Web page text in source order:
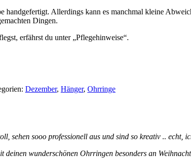
Allerdings kann es manchmal kleine
Dingen.
erfährst du unter „Pflegehinweise“.
Dezember, Hänger, Ohrringe
sehen sooo professionell aus und sind so kreativ ..
deinen wunderschönen Ohrringen besonders an